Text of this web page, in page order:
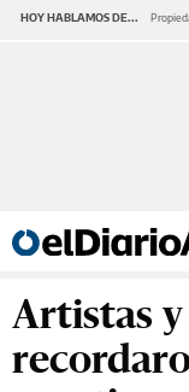
HOY HABLAMOS DE...
Artistas